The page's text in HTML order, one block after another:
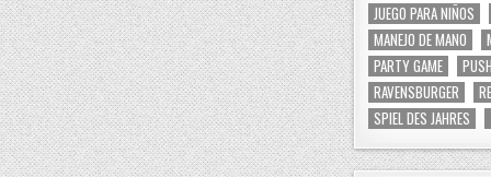
JUEGO PARA NIÑOS
MANEJO DE MANO
PARTY GAME
RAVENSBURGER
SPIEL DES JAHRES